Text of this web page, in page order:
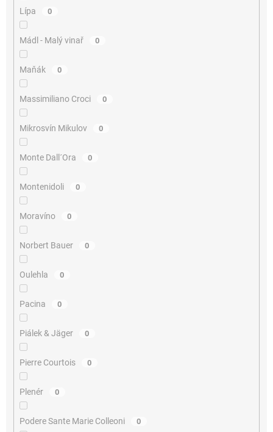
Lípa 0
Mádl - Malý vinař 0
Maňák 0
Massimiliano Croci 0
Mikrosvín Mikulov 0
Monte Dall´Ora 0
Montenidoli 0
Moravíno 0
Norbert Bauer 0
Oulehla 0
Pacina 0
Piálek & Jäger 0
Pierre Courtois 0
Plenér 0
Podere Sante Marie Colleoni 0